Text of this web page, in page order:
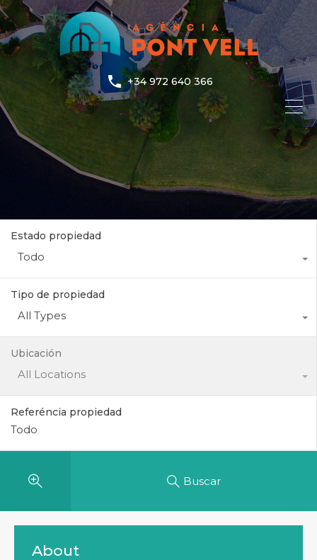
+34 972 640 366
Estado propiedad
Todo
Tipo de propiedad
All Types
Ubicación
All Locations
Referéncia propiedad
Buscar
About